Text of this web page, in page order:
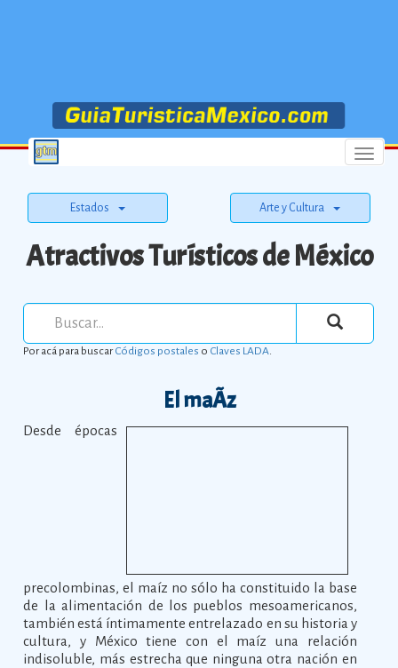
Menu
Estados Arte y Cultura
Atractivos Turísticos de México
Por acá para buscarCódigos postales o Claves LADA.
El maÃ­z
Desde épocas
precolombinas, el maíz no sólo ha constituido la base
de la alimentación de los pueblos mesoamericanos,
también está íntimamente entrelazado en su historia y
cultura, y México tiene con el maíz una relación
indisoluble, más estrecha que ninguna otra nación en